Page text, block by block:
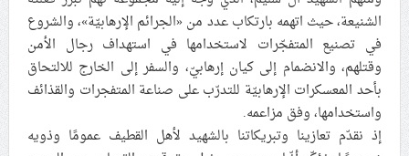
الشنيعة، حيث اتهمه بارتكاب عدد من «الجرائم الإرهابيّة»، والشروع
في تصنيع المتفجّرات لاستخدامها في استهداف رجال الأمن
وقتلهم، والانضمام إلى كيان إرهابيّ، والسفر إلى الخارج للالتحاق
بأحد المعسكرات الإرهابيّة للتدرّب على صناعة المتفجرات والقذائف
واستخدامها، وفق مزاعمه.
إذ نقدّم تعازينا وتبريكاتنا بالشهيد لأهل القطيف عمومًا وذويه